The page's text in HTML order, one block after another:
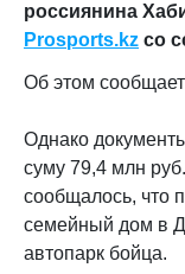
россиянина
Prosports.kz со
Об этом
Однако
суму 79,4 млн
сообщалось, что
семейный дом в
автопарк бойца.